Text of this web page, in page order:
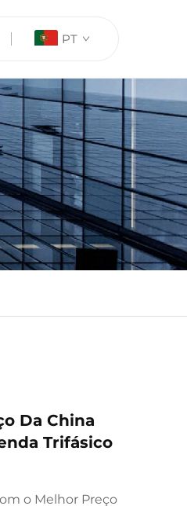
PT
Da China
Trifásico
o Melhor Preço